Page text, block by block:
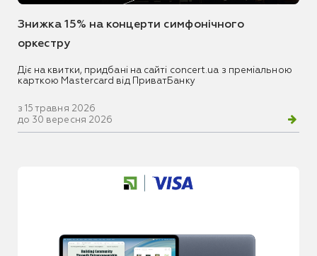
Знижка 15% на концерти симфонічного
оркестру
Діє на квитки, придбані на сайті concert.ua з преміальною
карткою Mastercard від ПриватБанку
з 15 травня 2026
до 30 вересня 2026